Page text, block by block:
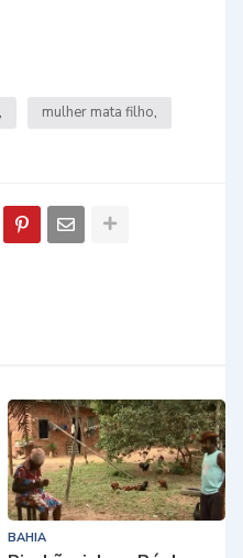
mulher mata filho
BAHIA